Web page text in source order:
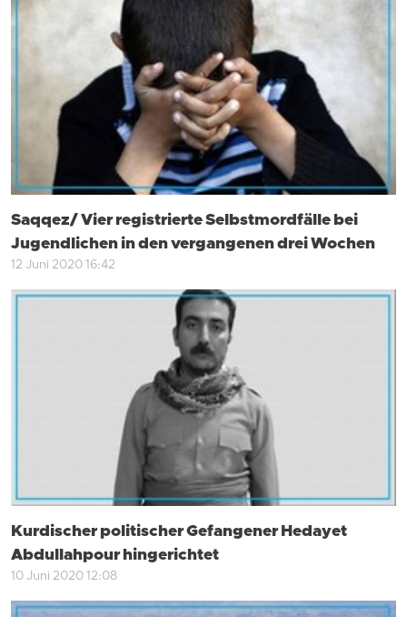
Saqqez/ Vier registrierte Selbstmordfälle bei
Jugendlichen in den vergangenen drei Wochen
12 Juni 2020 16:42
Kurdischer politischer Gefangener Hedayet
Abdullahpour hingerichtet
10 Juni 2020 12:08